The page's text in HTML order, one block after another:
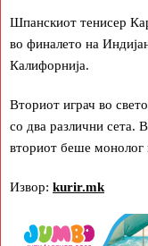
Шпанскиот тенисер
во финалето на
Калифорнија.
Вториот играч во
со два различни сета.
вториот беше монолог
Извор: kurir.mk